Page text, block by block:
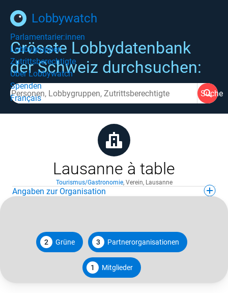
Lobbywatch
Parlamentarier:innen
Lobbygruppen
Zutrittsberechtigte
Über Lobbywatch
Spenden
Français
Grösste Lobbydatenbank
der Schweiz durchsuchen:
Suche
Lausanne à table
Tourismus/Gastronomie, Verein, Lausanne
Angaben zur Organisation
2 Grüne 3 Partnerorganisationen
1 Mitglieder